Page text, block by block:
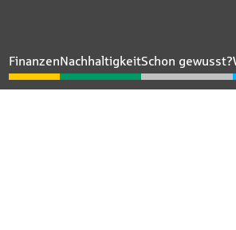
FinanzenNachhaltigkeitSchon gewusst?